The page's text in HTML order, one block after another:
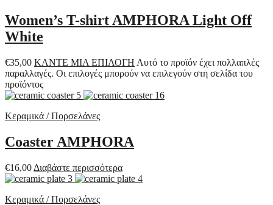
Women’s T-shirt AMPHORA Light Off
White
€35,00 ΚΑΝΤΕ ΜΙΑ ΕΠΙΛΟΓΗ Αυτό το προϊόν έχει πολλαπλές
παραλλαγές. Οι επιλογές μπορούν να επιλεγούν στη σελίδα του
προϊόντος
Κεραμικά / Πορσελάνες
Coaster AMPHORA
€16,00 Διαβάστε περισσότερα
Κεραμικά / Πορσελάνες